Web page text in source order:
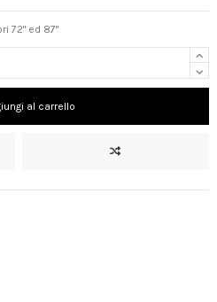
72" ed 87"
al carrello